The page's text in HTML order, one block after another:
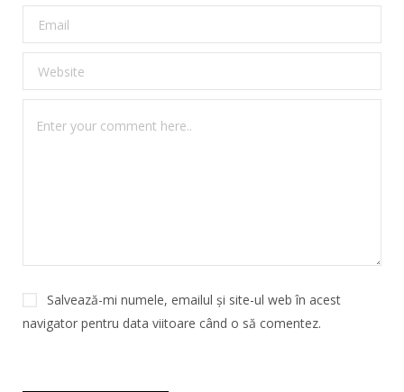
Salvează-mi numele, emailul și site-ul web în acest
navigator pentru data viitoare când o să comentez.